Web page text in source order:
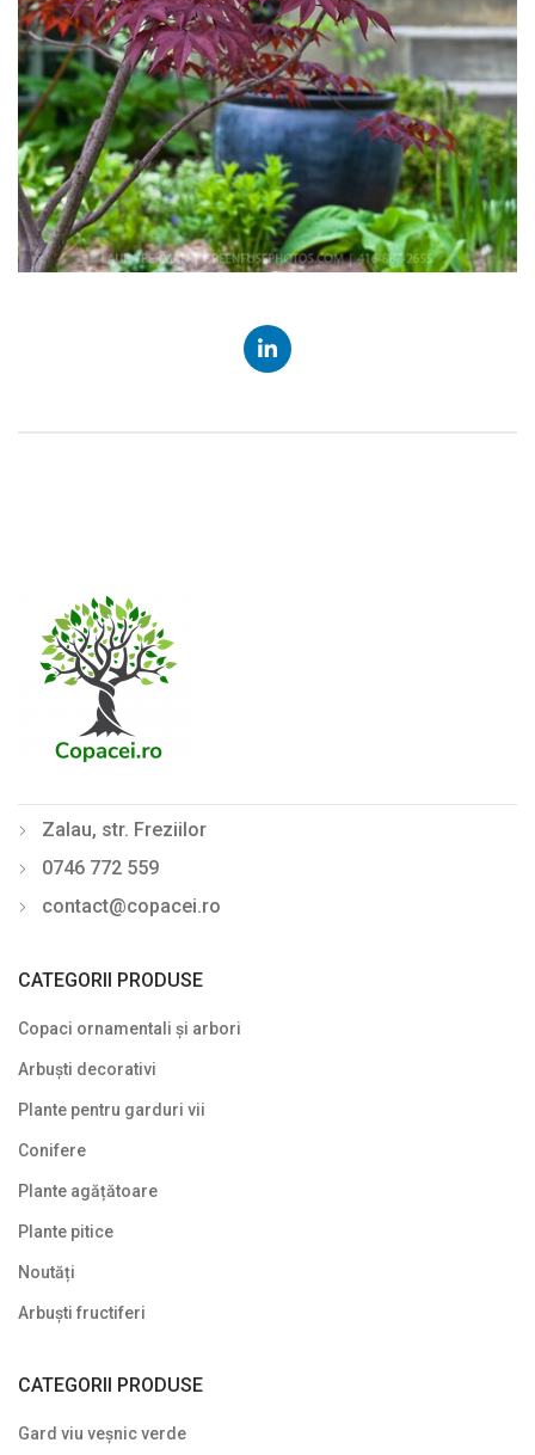
Zalau, str. Freziilor
0746 772 559
contact@copacei.ro
CATEGORII PRODUSE
Copaci ornamentali și arbori
Arbuști decorativi
Plante pentru garduri vii
Conifere
Plante agățătoare
Plante pitice
Noutăți
Arbuști fructiferi
CATEGORII PRODUSE
Gard viu veșnic verde